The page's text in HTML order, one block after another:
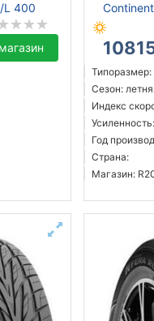
L 400
Сезон:
Индекс
Усиленность:
Год
Страна:
Магазин: